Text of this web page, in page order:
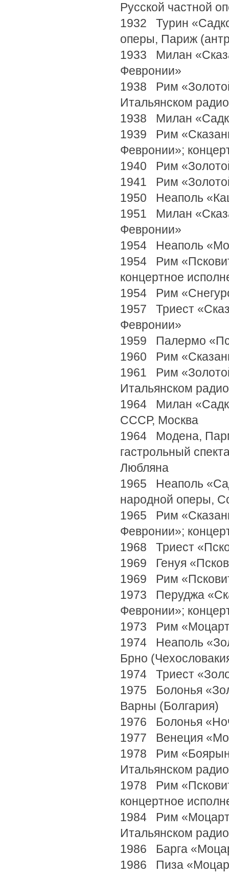
Русской частной
1932 Турин
оперы, Париж
1933 Милан
Февронии»
1938 Рим
Итальянском радио
1938 Милан
1939 Рим
Февронии»;
1940 Рим
1941 Рим
1950 Неаполь
1951 Милан
Февронии»
1954 Неаполь
1954 Рим
концертное
1954 Рим
1957 Триест
Февронии»
1959 Палермо
1960 Рим
1961 Рим
Итальянском радио
1964 Милан
СССР, Москва
1964 Модена,
гастрольный
Любляна
1965 Неаполь
народной оперы,
1965 Рим
Февронии»;
1968 Триест
1969 Генуя
1969 Рим
1973 Перуджа
Февронии»;
1973 Рим
1974 Неаполь
Брно
1974 Триест
1975 Болонья
Варны (Болгария)
1976 Болонья
1977 Венеция
1978 Рим
Итальянском радио
1978 Рим
концертное
1984 Рим «Моцарт
Итальянском радио
1986 Барга
1986 Пиза